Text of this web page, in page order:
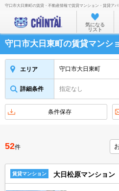
お部屋を
沿
住所
物件
不動
TOP
守口市大日東町の賃貸・不動産情報で賃貸マンション・賃貸ア
気になる
リスト
守口市大日東町の賃貸マンシ
エリア 守口市大日東町
詳細条件 指定なし
条件保存
52件
賃貸マンション 大日松原マンション